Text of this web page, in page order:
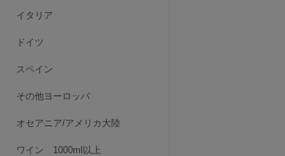
イタリア
ドイツ
スペイン
その他ヨーロッパ
オセアニア/アメリカ大陸
ワイン 1000ml以上